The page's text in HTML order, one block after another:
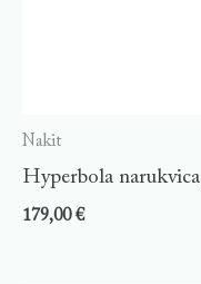
Nakit
Hyperbola
179,00€